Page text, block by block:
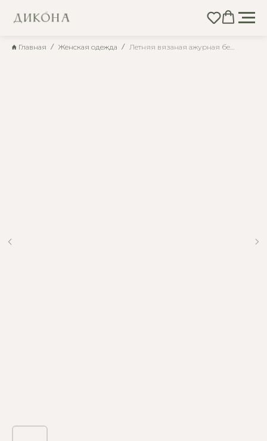
Главная Женская одежда Летняя вязаная ажурная белая накидка с рукавами